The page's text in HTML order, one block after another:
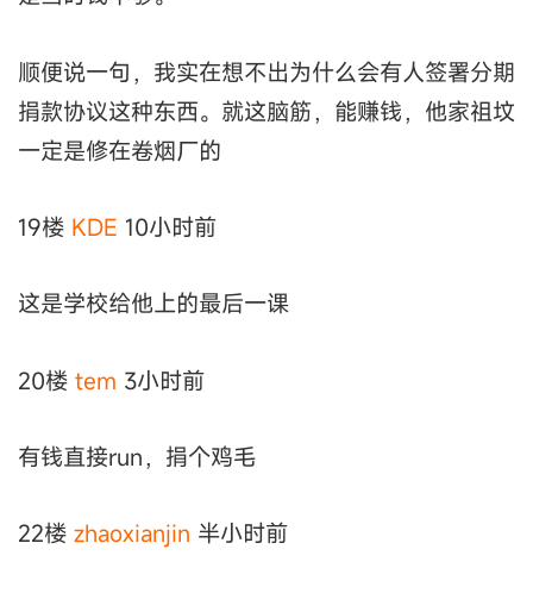
顺便说一句，我实在想不出为什么会有人签署分期
捐款协议这种东西。就这脑筋，能赚钱，他家祖坟
一定是修在卷烟厂的
19楼 KDE 10小时前
这是学校给他上的最后一课
20楼 tem 3小时前
有钱直接run，捐个鸡毛
22楼 zhaoxianjin 半小时前